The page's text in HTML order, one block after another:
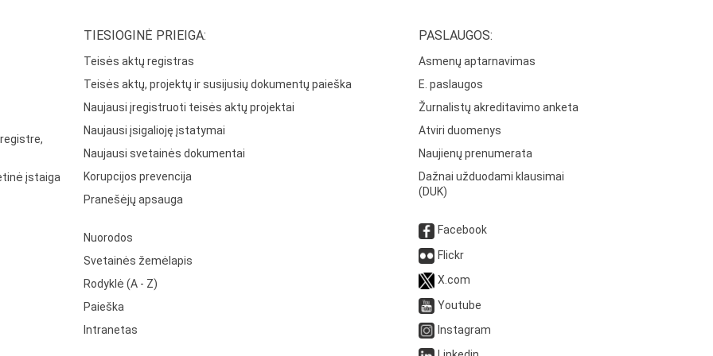
įstaiga
TIESIOGINĖ PRIEIGA:
Teisės aktų registras
Teisės aktų, projektų ir susijusių dokumentų paieška
Naujausi įregistruoti teisės aktų projektai
Naujausi įsigalioję įstatymai
Naujausi svetainės dokumentai
Korupcijos prevencija
Pranešėjų apsauga
Nuorodos
Svetainės žemėlapis
Rodyklė (A - Z)
Paieška
Intranetas
PASLAUGOS:
Asmenų aptarnavimas
E. paslaugos
Žurnalistų akreditavimo anketa
Atviri duomenys
Naujienų prenumerata
Dažnai užduodami klausimai
(DUK)
Facebook
Flickr
X.com
Youtube
Instagram